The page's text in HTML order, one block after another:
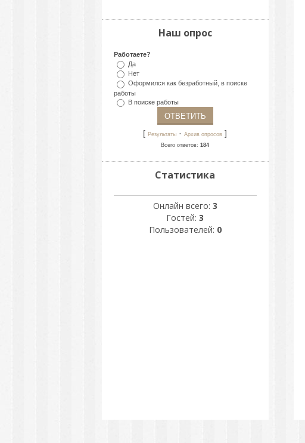
Наш опрос
Работаете?
Да
Нет
Оформился как безработный, в поиске
работы
В поиске работы
[ Результаты · Архив опросов ]
Всего ответов: 184
Статистика
Онлайн всего: 3
Гостей: 3
Пользователей: 0